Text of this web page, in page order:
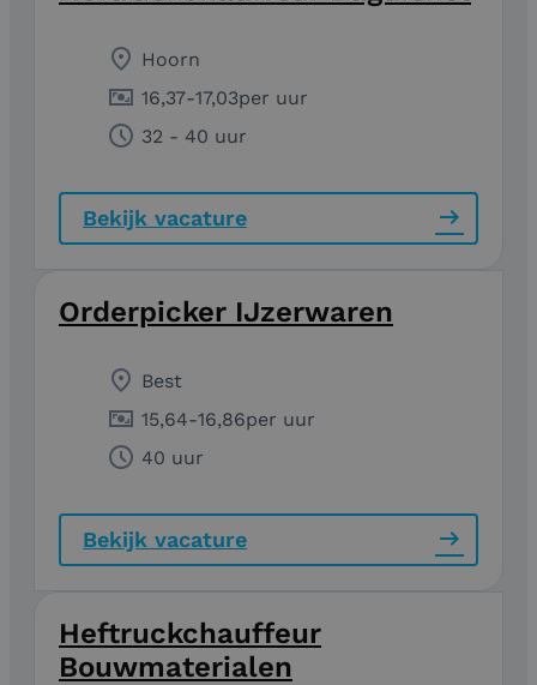
Hoorn
16,37-17,03per uur
32 - 40 uur
Bekijk vacature
Orderpicker IJzerwaren
Best
15,64-16,86per uur
40 uur
Bekijk vacature
Heftruckchauffeur
Bouwmaterialen